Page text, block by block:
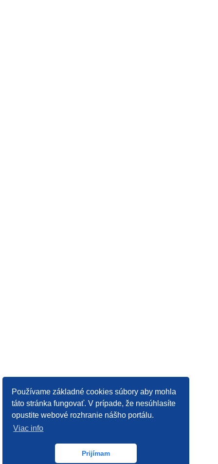
Používame základné cookies súbory aby mohla
táto stránka fungovať. V prípade, že nesúhlasíte
opustite webové rozhranie nášho portálu.
Viac info
Prijímam